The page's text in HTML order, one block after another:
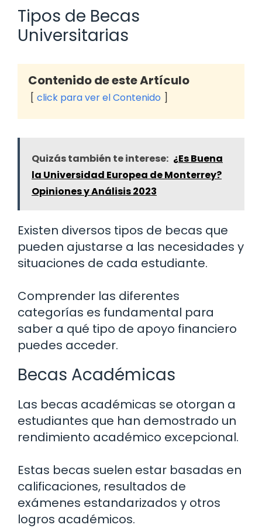
Tipos de Becas
Universitarias
Contenido de este Artículo
click para ver el Contenido
Quizás también te interese: ¿Es Buena
la Universidad Europea de Monterrey?
Opiniones y Análisis 2023
Existen diversos tipos de becas que
pueden ajustarse a las necesidades y
situaciones de cada estudiante.
Comprender las diferentes
categorías es fundamental para
saber a qué tipo de apoyo financiero
puedes acceder.
Becas Académicas
Las becas académicas se otorgan a
estudiantes que han demostrado un
rendimiento académico excepcional.
Estas becas suelen estar basadas en
calificaciones, resultados de
exámenes estandarizados y otros
logros académicos.